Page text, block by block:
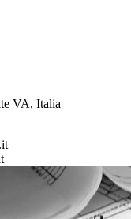
VA, Italia